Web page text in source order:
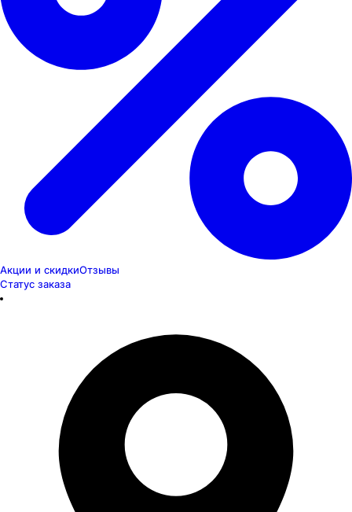
Акции и скидкиОтзывы
Статус заказа